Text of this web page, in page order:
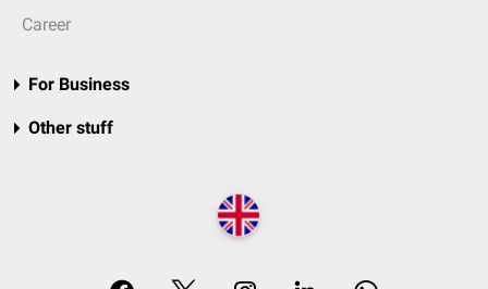
Career
For Business
Other stuff